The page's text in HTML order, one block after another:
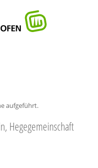
aufgeführt.
Hegegemeinschaft